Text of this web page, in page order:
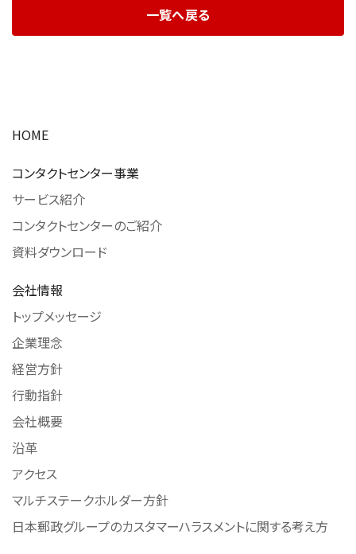
一覧へ戻る
HOME
コンタクトセンター事業
サービス紹介
コンタクトセンターのご紹介
資料ダウンロード
会社情報
トップメッセージ
企業理念
経営方針
行動指針
会社概要
沿革
アクセス
マルチステークホルダー方針
日本郵政グループのカスタマーハラスメントに関する考え方